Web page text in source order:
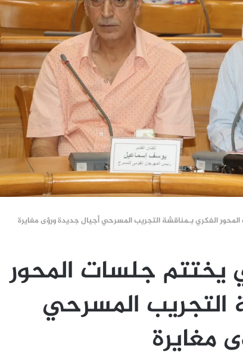
الفكري بـمناقشة التجريب المسرحي أجيال جديدة ورؤى مغايرة
يختتم جلسات المحور
التجريب المسرحي
مغايرة